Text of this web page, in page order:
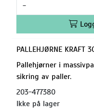
-
PALLEHJØRNE KRAFT
Pallehjørner i
sikring av paller.
203-477380
Ikke på lager